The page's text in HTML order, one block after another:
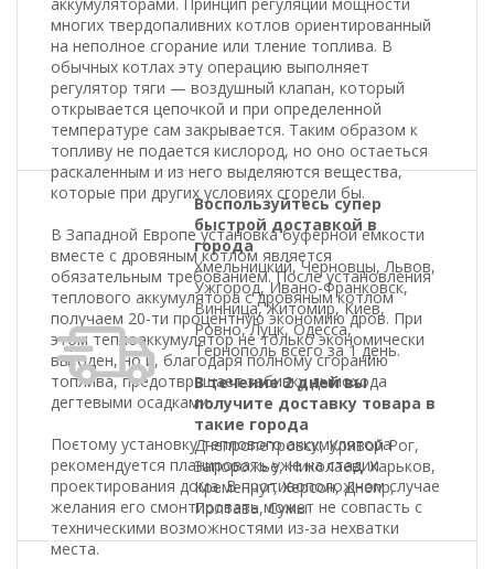
многих твердопаливних котлов ориентированный
на неполное сгорание или тление топлива. В
обычных котлах эту операцию выполняет
регулятор тяги — воздушный клапан, который
открывается цепочкой и при определенной
температуре сам закрывается. Таким образом к
топливу не подается кислород, но оно остаеться
раскаленным и из него выделяются вещества,
которые при других условиях сгорели бы.
В Западной Европе установка буферной емкости
вместе с дровяным котлом является
обязательным требованием. После установления
теплового аккумулятора с дровяным котлом
получаем 20-ти процентную экономию дров. При
этом теплоаккумулятор не только экономически
выгоден, но и, благодаря полному сгоранию
топлива, предотвращает забивку дымохода
дегтевыми осадками.
Поєтому установку теплового аккумулятора
рекомендуется планировать уже на стадии
проектирования дома. В противоположном случае
желания его смонтировать может не совпасть с
техническими возможностями из-за нехватки
места.
Воспользуйтесь супер
быстрой доставкой в
города
Хмельницкий, Черновцы, Львов,
Ужгород, Ивано-Франковск,
Винница, Житомир, Киев,
Ровно, Луцк, Одесса,
Тернополь всего за 1 день.
В течение 2 дней вы
получите доставку товара в
такие города
Днепропетровск, Кривой Рог,
Запорожье, Николаев, Харьков,
Кременчуг, Херсон, Днепр,
Полтава, Сумы